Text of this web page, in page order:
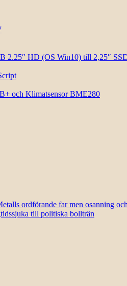
2.25″ HD (OS Win10) till 2,25″
och Klimatsensor BME280
ordförande far men osanning
till politiska bollträn